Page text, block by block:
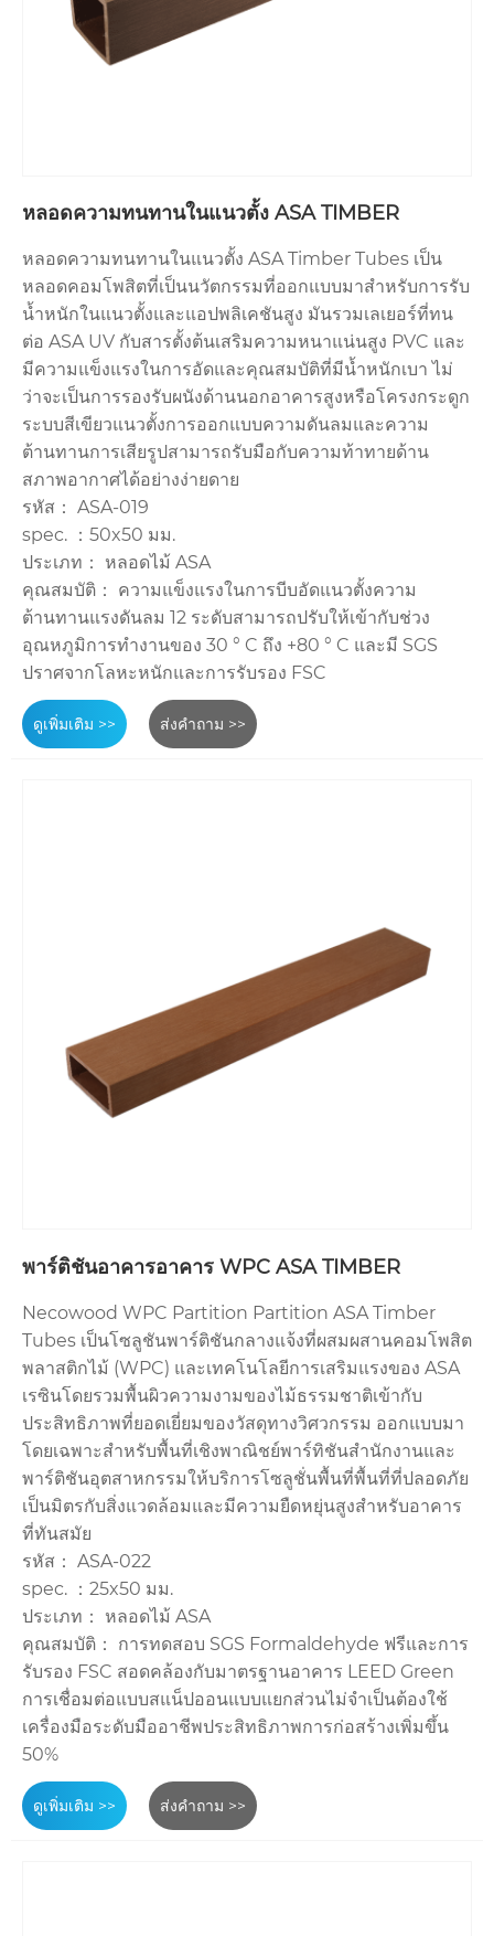
หลอดความทนทานในแนวตั้ง ASA TIMBER
หลอดความทนทานในแนวตั้ง ASA Timber Tubes เป็น
หลอดคอมโพสิตที่เป็นนวัตกรรมที่ออกแบบมาสำหรับการรับ
น้ำหนักในแนวตั้งและแอปพลิเคชันสูง มันรวมเลเยอร์ที่ทน
ต่อ ASA UV กับสารตั้งต้นเสริมความหนาแน่นสูง PVC และ
มีความแข็งแรงในการอัดและคุณสมบัติที่มีน้ำหนักเบา ไม่
ว่าจะเป็นการรองรับผนังด้านนอกอาคารสูงหรือโครงกระดูก
ระบบสีเขียวแนวตั้งการออกแบบความดันลมและความ
ต้านทานการเสียรูปสามารถรับมือกับความท้าทายด้าน
สภาพอากาศได้อย่างง่ายดาย
รหัส： ASA-019
spec. ：50x50 มม.
ประเภท： หลอดไม้ ASA
คุณสมบัติ： ความแข็งแรงในการบีบอัดแนวตั้งความ
ต้านทานแรงดันลม 12 ระดับสามารถปรับให้เข้ากับช่วง
อุณหภูมิการทำงานของ 30 ° C ถึง +80 ° C และมี SGS
ปราศจากโลหะหนักและการรับรอง FSC
ดูเพิ่มเติม >> ส่งคำถาม >>
พาร์ติชันอาคารอาคาร WPC ASA TIMBER
Necowood WPC Partition Partition ASA Timber
Tubes เป็นโซลูชันพาร์ติชันกลางแจ้งที่ผสมผสานคอมโพสิต
พลาสติกไม้ (WPC) และเทคโนโลยีการเสริมแรงของ ASA
เรซินโดยรวมพื้นผิวความงามของไม้ธรรมชาติเข้ากับ
ประสิทธิภาพที่ยอดเยี่ยมของวัสดุทางวิศวกรรม ออกแบบมา
โดยเฉพาะสำหรับพื้นที่เชิงพาณิชย์พาร์ทิชันสำนักงานและ
พาร์ติชันอุตสาหกรรมให้บริการโซลูชั่นพื้นที่พื้นที่ที่ปลอดภัย
เป็นมิตรกับสิ่งแวดล้อมและมีความยืดหยุ่นสูงสำหรับอาคาร
ที่ทันสมัย
รหัส： ASA-022
spec. ：25x50 มม.
ประเภท： หลอดไม้ ASA
คุณสมบัติ： การทดสอบ SGS Formaldehyde ฟรีและการ
รับรอง FSC สอดคล้องกับมาตรฐานอาคาร LEED Green
การเชื่อมต่อแบบสแน็ปออนแบบแยกส่วนไม่จำเป็นต้องใช้
เครื่องมือระดับมืออาชีพประสิทธิภาพการก่อสร้างเพิ่มขึ้น
50%
ดูเพิ่มเติม >> ส่งคำถาม >>